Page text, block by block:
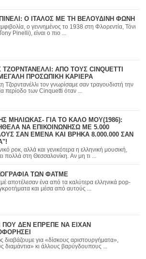
Ο ΙΤΑΛΟΣ ΜΕ ΤΗ ΒΕΛΟΥΔΙΝΗ ΦΩΝΗ
ο γεννημένος το 1938 στη Φλορεντία, Τόνι
Pinelli), είναι ο πιο ...
ΑΠΟ ΤΟΥΣ CINQUETTI
ΠΡΟΣΩΠΙΚΗ ΚΑΡΙΕΡΑ
τον γνωρίσαμε σαν τραγουδιστή την
περίοδο των Cinquetti όταν ...
ΜΗΛΙΩΚΑΣ- ΓΙΑ ΤΟ ΚΑΛΟ ΜΟΥ(1986):
ΝΑ ΕΠΙΚΟΙΝΩΝΗΣΩ ΜΕ 5.000
ΕΜΕΝΑ ΚΑΙ ΒΡΗΚΑ 8.000.000 ΣΑΝ
ροκ, αλλά και γενικότερα η ελληνική μουσική,
πολλά στη Θεσσαλονίκη. Αν μη τι ...
ΤΩΝ ΦΑΤΜΕ
αποτέλεσαν ένα από τα καλύτερα ελληνικά pop-
και μέσα από αυτούς ...
ΠΟΥ ΔΕΝ ΕΠΡΕΠΕ ΝΑ ΕΙΧΑΝ
διαβάζουμε για «δίσκους αριστουργήματα»,
διαμάντια» κι άλλους βαρύγδουπους ...